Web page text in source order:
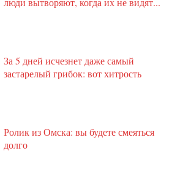
За 5 дней исчезнет даже самый
застарелый грибок: вот хитрость
Ролик из Омска: вы будете смеяться
долго